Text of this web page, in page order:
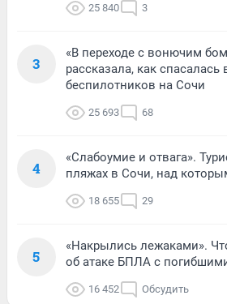
25 840 3
3
«В переходе с вонючим
рассказала, как
беспилотников на Сочи
25 693 68
4
«Слабоумие и отвага».
пляжах в Сочи, над
18 655 29
5
«Накрылись лежаками».
об атаке БПЛА с
16 452 Обсудить